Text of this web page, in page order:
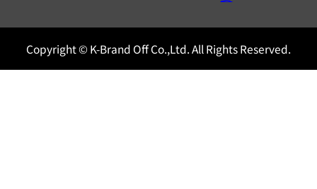
Copyright © K-Brand Off Co.,Ltd. All Rights Reserved.